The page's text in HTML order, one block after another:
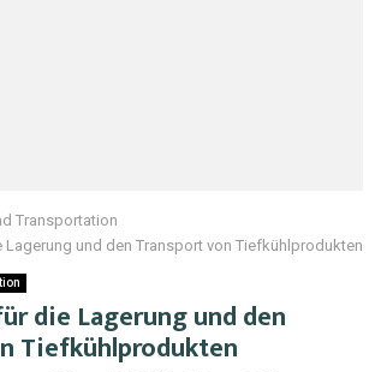
Transportation
Lagerung und den Transport von Tiefkühlprodukten
die Lagerung und den
Tiefkühlprodukten